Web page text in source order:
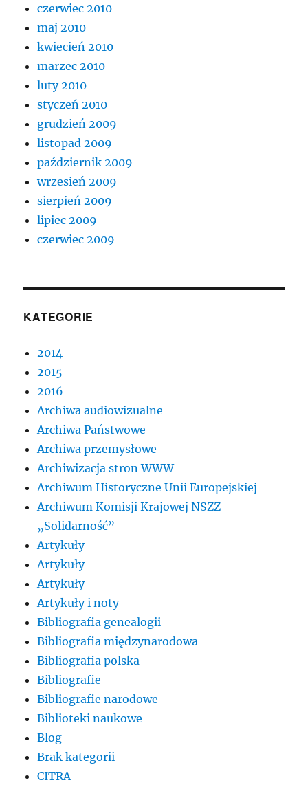
czerwiec 2010
maj 2010
kwiecień 2010
marzec 2010
luty 2010
styczeń 2010
grudzień 2009
listopad 2009
październik 2009
wrzesień 2009
sierpień 2009
lipiec 2009
czerwiec 2009
KATEGORIE
2014
2015
2016
Archiwa audiowizualne
Archiwa Państwowe
Archiwa przemysłowe
Archiwizacja stron WWW
Archiwum Historyczne Unii Europejskiej
Archiwum Komisji Krajowej NSZZ
„Solidarność”
Artykuły
Artykuły
Artykuły
Artykuły i noty
Bibliografia genealogii
Bibliografia międzynarodowa
Bibliografia polska
Bibliografie
Bibliografie narodowe
Biblioteki naukowe
Blog
Brak kategorii
CITRA